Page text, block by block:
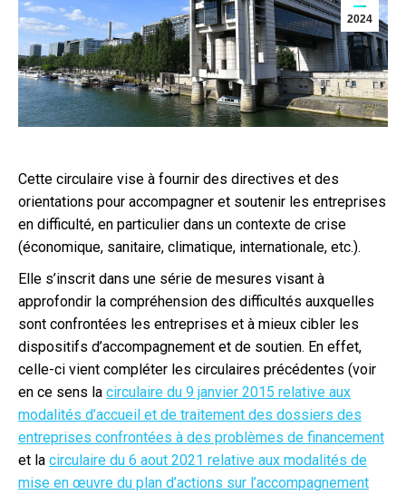
2024
Cette circulaire vise à fournir des directives et des
orientations pour accompagner et soutenir les entreprises
en difficulté, en particulier dans un contexte de crise
(économique, sanitaire, climatique, internationale, etc.).
Elle s’inscrit dans une série de mesures visant à
approfondir la compréhension des difficultés auxquelles
sont confrontées les entreprises et à mieux cibler les
dispositifs d’accompagnement et de soutien. En effet,
celle-ci vient compléter les circulaires précédentes (voir
en ce sens la circulaire du 9 janvier 2015 relative aux
modalités d’accueil et de traitement des dossiers des
entreprises confrontées à des problèmes de financement
et la circulaire du 6 aout 2021 relative aux modalités de
mise en œuvre du plan d’actions sur l’accompagnement